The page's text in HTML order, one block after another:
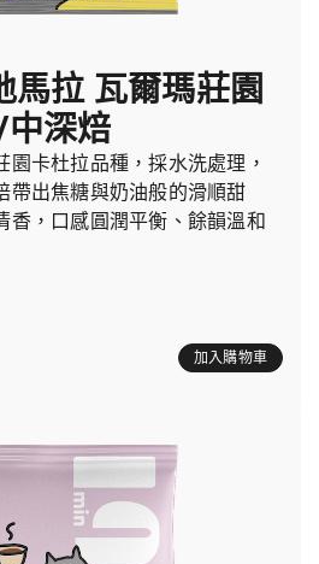
馬拉 瓦爾瑪莊園
深焙
園卡杜拉品種，採水洗處理，
帶出焦糖與奶油般的滑順甜
香，口感圓潤平衡、餘韻溫和
加入購物車